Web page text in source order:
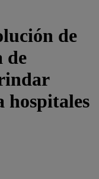
de
de
hospitales